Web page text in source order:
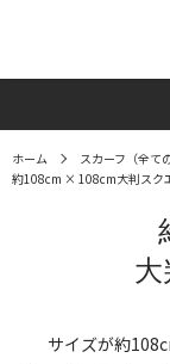
ホーム スカーフ（全て
約108cm × 108cm大判スク
大
サイズが約